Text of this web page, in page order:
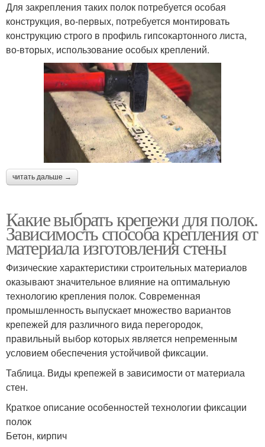
Для закрепления таких полок потребуется особая
конструкция, во-первых, потребуется монтировать
конструкцию строго в профиль гипсокартонного листа,
во-вторых, использование особых креплений.
читать дальше →
Какие выбрать крепежи для полок.
Зависимость способа крепления от
материала изготовления стены
Физические характеристики строительных материалов
оказывают значительное влияние на оптимальную
технологию крепления полок. Современная
промышленность выпускает множество вариантов
крепежей для различного вида перегородок,
правильный выбор которых является непременным
условием обеспечения устойчивой фиксации.
Таблица. Виды крепежей в зависимости от материала
стен.
Краткое описание особенностей технологии фиксации
полок
Бетон, кирпич